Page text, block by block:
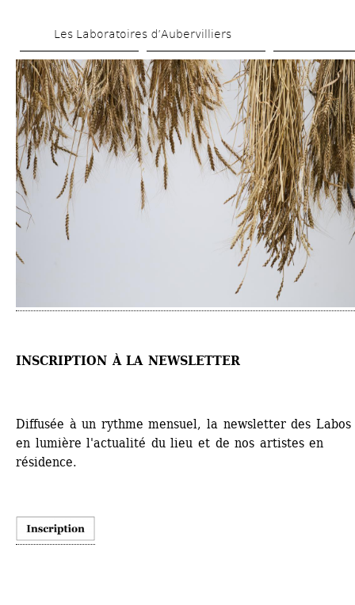
au
contenu
principal
Les Laboratoires d’Aubervilliers
INSCRIPTION À LA NEWSLETTER
Diffusée à un rythme mensuel, la newsletter des
en lumière l'actualité du lieu et de nos artistes en
résidence.